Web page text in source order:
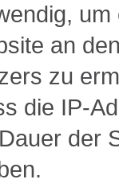
an
zu
die IP-
der